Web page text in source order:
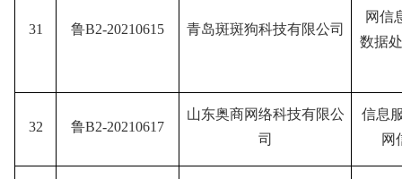
31 鲁B2-20210615 青岛斑斑狗科技有限公司
网信
数据
32 鲁B2-20210617
山东奥商网络科技有限公
司
信息
网